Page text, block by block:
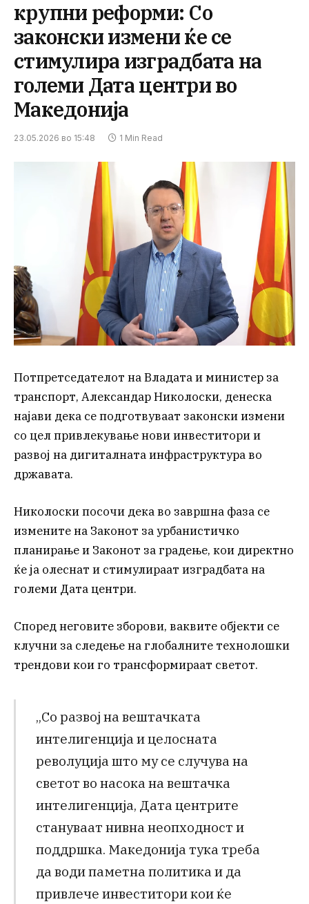
крупни реформи: Со
законски измени ќе се
стимулира изградбата на
големи Дата центри во
Македонија
23.05.2026 во 15:48 1 Min Read
Потпретседателот на Владата и министер за
транспорт, Александар Николоски, денеска
најави дека се подготвуваат законски измени
со цел привлекување нови инвеститори и
развој на дигиталната инфраструктура во
државата.
Николоски посочи дека во завршна фаза се
измените на Законот за урбанистичко
планирање и Законот за градење, кои директно
ќе ја олеснат и стимулираат изградбата на
големи Дата центри.
Според неговите зборови, ваквите објекти се
клучни за следење на глобалните технолошки
трендови кои го трансформираат светот.
„Со развој на вештачката
интелигенција и целосната
револуција што му се случува на
светот во насока на вештачка
интелигенција, Дата центрите
стануваат нивна неопходност и
поддршка. Македонија тука треба
да води паметна политика и да
привлече инвеститори кои ќе